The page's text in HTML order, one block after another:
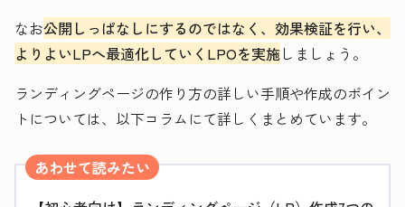
なお公開しっぱなしにするのではなく、効果検証を行い、
よりよいLPへ最適化していくLPOを実施しましょう。
ランディングページの作り方の詳しい手順や作成のポイン
トについては、以下コラムにて詳しくまとめています。
あわせて読みたい